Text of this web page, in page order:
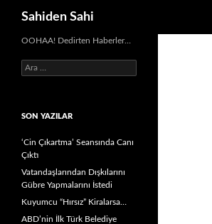
Sahiden Sahi
OOHAA! Dedirten Haberler…
Arama:
SON YAZILAR
‘Cin Çıkartma’ Seansında Canı
Çıktı
Vatandaşlarından Dışkılarını
Gübre Yapmalarını İstedi
Kuyumcu “Hırsız” Kiralarsa…
ABD’nin İlk Türk Belediye